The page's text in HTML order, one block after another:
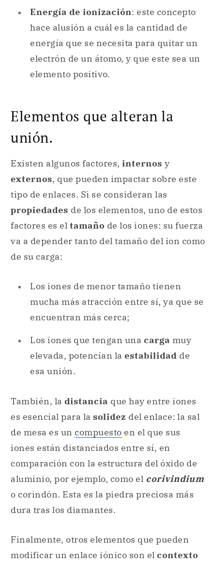
Energía de ionización: este concepto
hace alusión a cuál es la cantidad de
energía que se necesita para quitar un
electrón de un átomo, y que este sea un
elemento positivo.
Elementos que alteran la
unión.
Existen algunos factores, internos y
externos, que pueden impactar sobre este
tipo de enlaces. Si se consideran las
propiedades de los elementos, uno de estos
factores es el tamaño de los iones: su fuerza
va a depender tanto del tamaño del ion como
de su carga:
Los iones de menor tamaño tienen
mucha más atracción entre sí, ya que se
encuentran más cerca;
Los iones que tengan una carga muy
elevada, potencian la estabilidad de
esa unión.
También, la distancia que hay entre iones
es esencial para la solidez del enlace: la sal
de mesa es un compuesto en el que sus
iones están distanciados entre sí, en
comparación con la estructura del óxido de
aluminio, por ejemplo, como el corivindium
o corindón. Esta es la piedra preciosa más
dura tras los diamantes.
Finalmente, otros elementos que pueden
modificar un enlace iónico son el contexto